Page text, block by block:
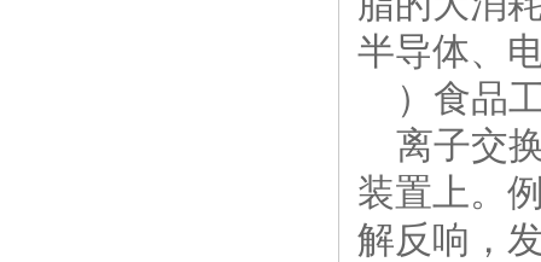
半导体、
）食品
离子交
装置上。
解反响，